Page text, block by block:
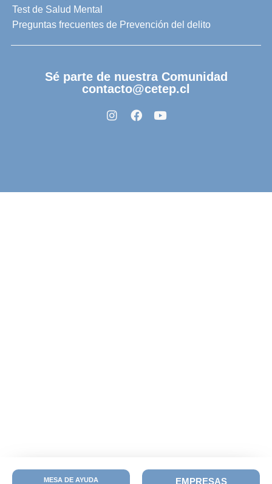
MESA DE AYUDA EMPRESAS
Test de Salud Mental
Preguntas frecuentes de Prevención del delito
Sé parte de nuestra Comunidad
contacto@cetep.cl